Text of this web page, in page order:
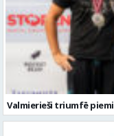
Valmierieši triumfē